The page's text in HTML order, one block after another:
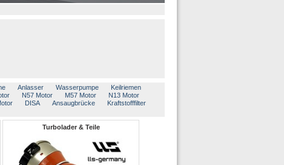
Anlasser Wasserpumpe
Keilriemen
N57 Motor M57 Motor
N13 Motor
DISA Ansaugbrücke
Kraftstofffilter
Turbolader & Teile